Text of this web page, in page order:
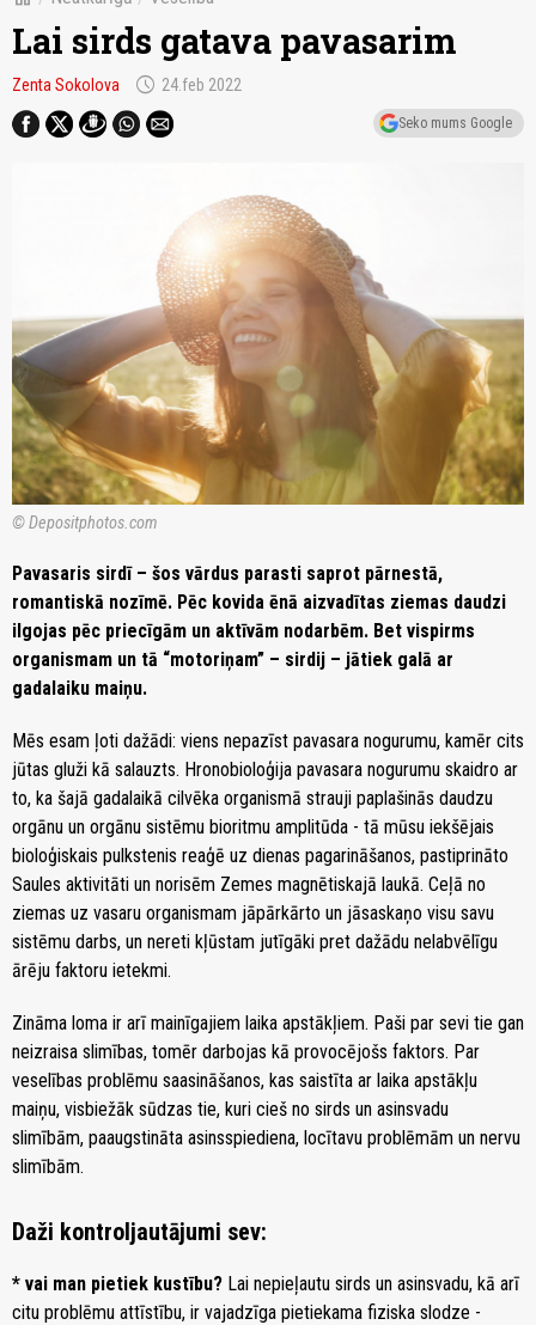
Lai sirds gatava pavasarim
Zenta Sokolova schedule 24.feb 2022
Seko mums Google
© Depositphotos.com
Pavasaris sirdī – šos vārdus parasti saprot pārnestā,
romantiskā nozīmē. Pēc kovida ēnā aizvadītas ziemas daudzi
ilgojas pēc priecīgām un aktīvām nodarbēm. Bet vispirms
organismam un tā “motoriņam” – sirdij – jātiek galā ar
gadalaiku maiņu.
Mēs esam ļoti dažādi: viens nepazīst pavasara nogurumu, kamēr cits
jūtas gluži kā salauzts. Hronobioloģija pavasara nogurumu skaidro ar
to, ka šajā gadalaikā cilvēka organismā strauji paplašinās daudzu
orgānu un orgānu sistēmu bioritmu amplitūda - tā mūsu iekšējais
bioloģiskais pulkstenis reaģē uz dienas pagarināšanos, pastiprināto
Saules aktivitāti un norisēm Zemes magnētiskajā laukā. Ceļā no
ziemas uz vasaru organismam jāpārkārto un jāsaskaņo visu savu
sistēmu darbs, un nereti kļūstam jutīgāki pret dažādu nelabvēlīgu
ārēju faktoru ietekmi.
Zināma loma ir arī mainīgajiem laika apstākļiem. Paši par sevi tie gan
neizraisa slimības, tomēr darbojas kā provocējošs faktors. Par
veselības problēmu saasināšanos, kas saistīta ar laika apstākļu
maiņu, visbiežāk sūdzas tie, kuri cieš no sirds un asinsvadu
slimībām, paaugstināta asinsspiediena, locītavu problēmām un nervu
slimībām.
Daži kontroljautājumi sev:
* vai man pietiek kustību? Lai nepieļautu sirds un asinsvadu, kā arī
citu problēmu attīstību, ir vajadzīga pietiekama fiziska slodze -